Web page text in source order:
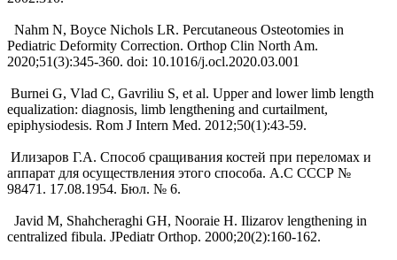
Nahm N, Boyce Nichols LR. Percutaneous Osteotomies in
Pediatric Deformity Correction. Orthop Clin North Am.
2020;51(3):345-360. doi: 10.1016/j.ocl.2020.03.001
Burnei G, Vlad C, Gavriliu S, et al. Upper and lower limb length
equalization: diagnosis, limb lengthening and curtailment,
epiphysiodesis. Rom J Intern Med. 2012;50(1):43-59.
Илизаров Г.А. Способ сращивания костей при переломах и
аппарат для осуществления этого способа. А.С СССР №
98471. 17.08.1954. Бюл. № 6.
Javid M, Shahcheraghi GH, Nooraie H. Ilizarov lengthening in
centralized fibula. JPediatr Orthop. 2000;20(2):160-162.